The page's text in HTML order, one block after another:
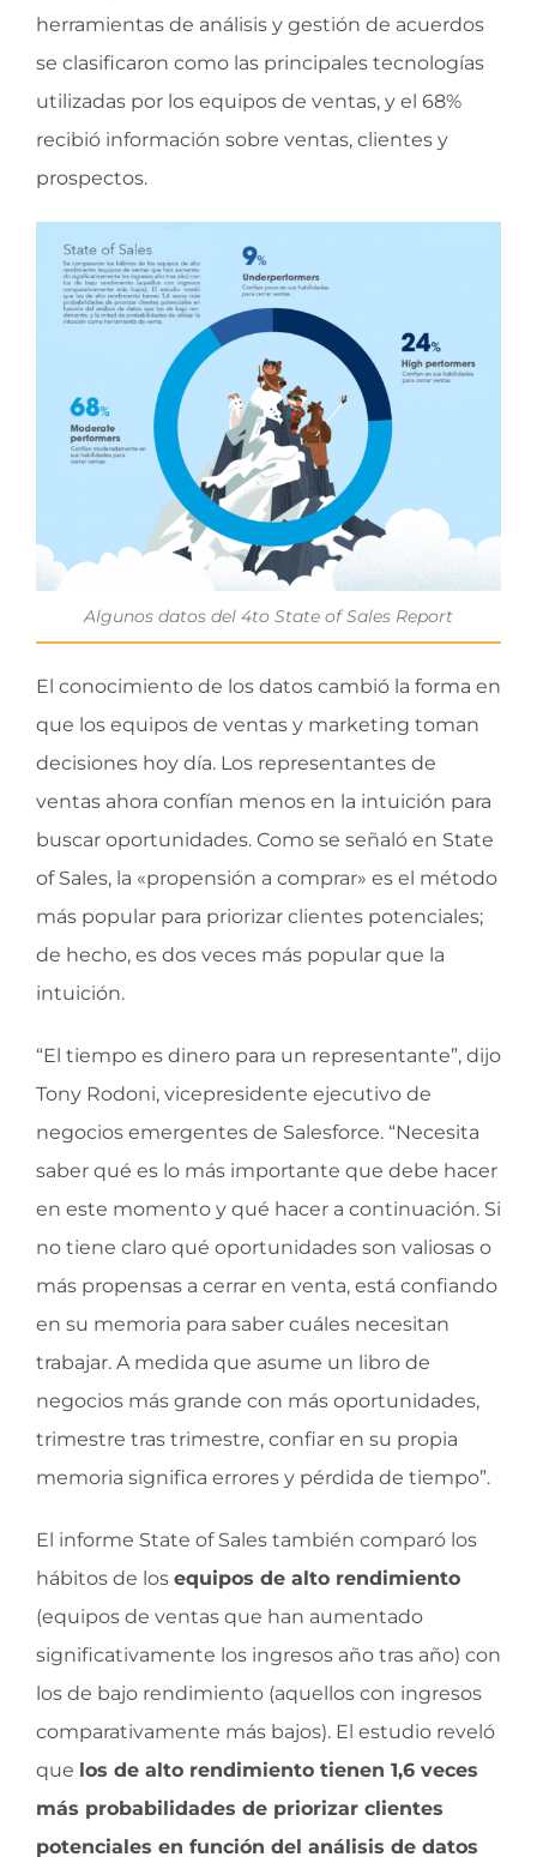
herramientas de análisis y gestión de acuerdos
se clasificaron como las principales tecnologías
utilizadas por los equipos de ventas, y el 68%
recibió información sobre ventas, clientes y
prospectos.
Algunos datos del 4to State of Sales Report
El conocimiento de los datos cambió la forma en
que los equipos de ventas y marketing toman
decisiones hoy día. Los representantes de
ventas ahora confían menos en la intuición para
buscar oportunidades. Como se señaló en State
of Sales, la «propensión a comprar» es el método
más popular para priorizar clientes potenciales;
de hecho, es dos veces más popular que la
intuición.
“El tiempo es dinero para un representante”, dijo
Tony Rodoni, vicepresidente ejecutivo de
negocios emergentes de Salesforce. “Necesita
saber qué es lo más importante que debe hacer
en este momento y qué hacer a continuación. Si
no tiene claro qué oportunidades son valiosas o
más propensas a cerrar en venta, está confiando
en su memoria para saber cuáles necesitan
trabajar. A medida que asume un libro de
negocios más grande con más oportunidades,
trimestre tras trimestre, confiar en su propia
memoria significa errores y pérdida de tiempo”.
El informe State of Sales también comparó los
hábitos de los equipos de alto rendimiento
(equipos de ventas que han aumentado
significativamente los ingresos año tras año) con
los de bajo rendimiento (aquellos con ingresos
comparativamente más bajos). El estudio reveló
que los de alto rendimiento tienen 1,6 veces
más probabilidades de priorizar clientes
potenciales en función del análisis de datos